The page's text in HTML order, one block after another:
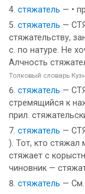
стяжатель — •
стяжатель —
стяжательству,
с. по натуре. Не
Алчность
Толковый словарь
стяжатель —
стремящийся к
прил.
стяжатель —
). Тот, кто стяжал
стяжает с
чиновник —
стяжатель — См.